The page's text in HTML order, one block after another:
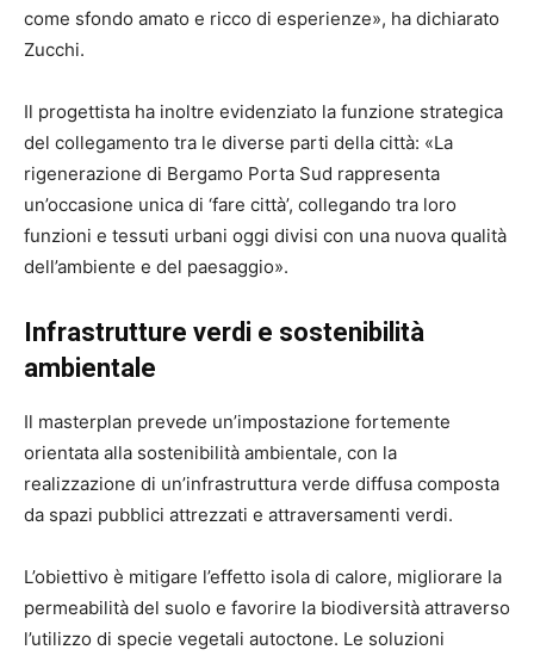
come sfondo amato e ricco di esperienze», ha dichiarato
Zucchi.
Il progettista ha inoltre evidenziato la funzione strategica
del collegamento tra le diverse parti della città: «La
rigenerazione di Bergamo Porta Sud rappresenta
un’occasione unica di ‘fare città’, collegando tra loro
funzioni e tessuti urbani oggi divisi con una nuova qualità
dell’ambiente e del paesaggio».
Infrastrutture verdi e sostenibilità
ambientale
Il masterplan prevede un’impostazione fortemente
orientata alla sostenibilità ambientale, con la
realizzazione di un’infrastruttura verde diffusa composta
da spazi pubblici attrezzati e attraversamenti verdi.
L’obiettivo è mitigare l’effetto isola di calore, migliorare la
permeabilità del suolo e favorire la biodiversità attraverso
l’utilizzo di specie vegetali autoctone. Le soluzioni